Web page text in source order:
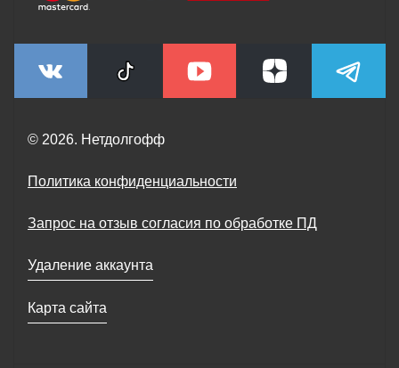
© 2026. Нетдолгофф
Политика конфиденциальности
Запрос на отзыв согласия по обработке ПД
Удаление аккаунта
Карта сайта